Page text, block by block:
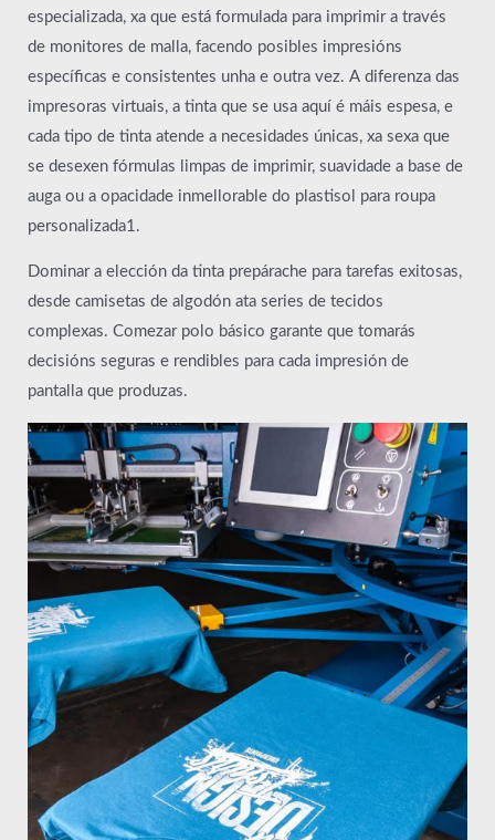
especializada, xa que está formulada para imprimir a través
de monitores de malla, facendo posibles impresións
específicas e consistentes unha e outra vez. A diferenza das
impresoras virtuais, a tinta que se usa aquí é máis espesa, e
cada tipo de tinta atende a necesidades únicas, xa sexa que
se desexen fórmulas limpas de imprimir, suavidade a base de
auga ou a opacidade inmellorable do plastisol para roupa
personalizada1.
Dominar a elección da tinta prepárache para tarefas exitosas,
desde camisetas de algodón ata series de tecidos
complexas. Comezar polo básico garante que tomarás
decisións seguras e rendibles para cada impresión de
pantalla que produzas.